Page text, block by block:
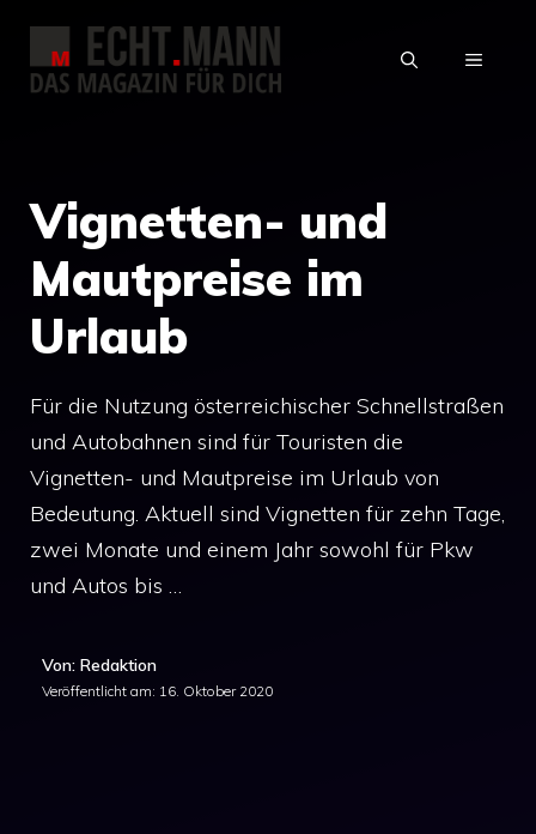
Inhalt
springen
MENÜ
Vignetten- und
Mautpreise im
Urlaub
Für die Nutzung österreichischer Schnellstraßen
und Autobahnen sind für Touristen die
Vignetten- und Mautpreise im Urlaub von
Bedeutung. Aktuell sind Vignetten für zehn Tage,
zwei Monate und einem Jahr sowohl für Pkw
und Autos bis …
Von: Redaktion
Veröffentlicht am: 16. Oktober 2020